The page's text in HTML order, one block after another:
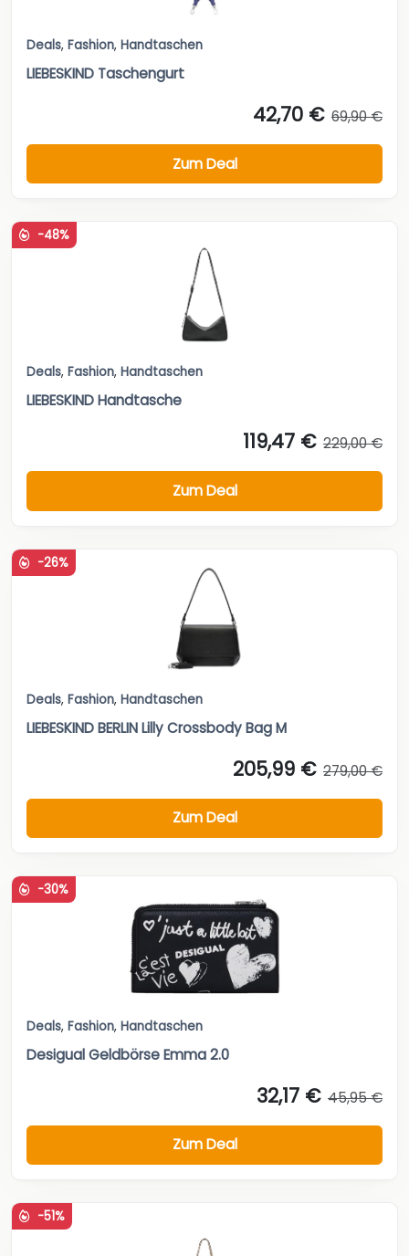
Deals, Fashion, Handtaschen
LIEBESKIND Taschengurt
42,70 € 69,90 €
Zum Deal
-48%
Deals, Fashion, Handtaschen
LIEBESKIND Handtasche
119,47 € 229,00 €
Zum Deal
-26%
Deals, Fashion, Handtaschen
LIEBESKIND BERLIN Lilly Crossbody Bag M
205,99 € 279,00 €
Zum Deal
-30%
Deals, Fashion, Handtaschen
Desigual Geldbörse Emma 2.0
32,17 € 45,95 €
Zum Deal
-51%